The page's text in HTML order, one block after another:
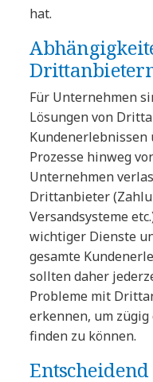
hat.
Für Unternehmen
Lösungen von
Kundenerlebnissen
Prozesse hinweg
Unternehmen
Drittanbieter
Versandsysteme
wichtiger Dienste
gesamte
sollten daher
Probleme mit
erkennen, um
finden zu können.